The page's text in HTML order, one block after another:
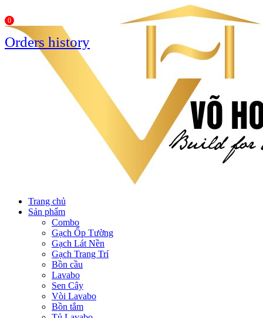
Trang chủ
Sản phẩm
Combo
Gạch Ốp Tường
Gạch Lát Nền
Gạch Trang Trí
Bồn cầu
Lavabo
Sen Cây
Vòi Lavabo
Bồn tắm
0
Orders history